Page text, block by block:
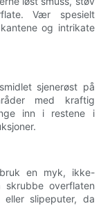
Vær spesielt
og intrikate
sjenerøst på
med kraftig
inn i restene i
en myk, ikke-
overflaten
slipeputer, da